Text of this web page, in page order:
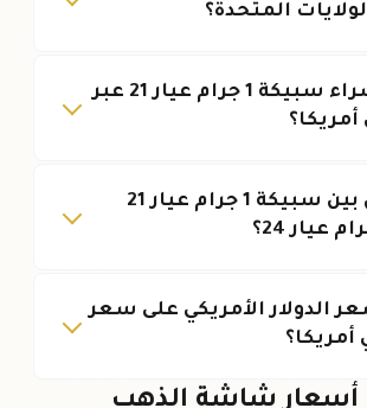
هل يمكن شراء سبيكة 1 جرام عيار 21 عبر
أمريكا؟
ما هو الفرق بين سبيكة 1 جرام عيار 21
الدولار الأمريكي على سعر
أسعار شاشة الذهب